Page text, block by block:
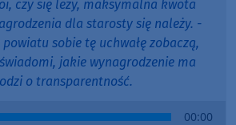
czy się leży, maksymalna kwota
dla starosty się należy. -
sobie tę uchwałę zobaczą,
jakie wynagrodzenie ma
o transparentność.
00:00